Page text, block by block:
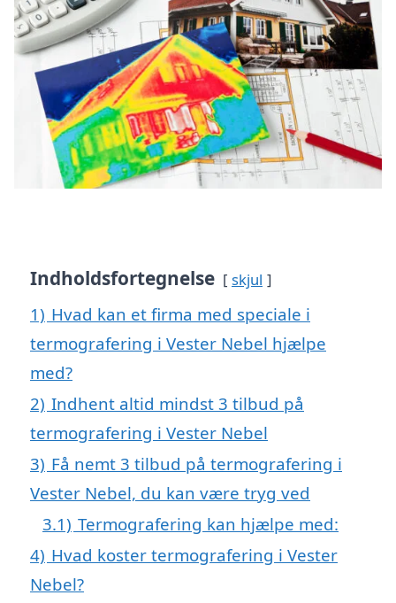
Indholdsfortegnelse skjul
1) Hvad kan et firma med speciale i
termografering i Vester Nebel hjælpe
med?
2) Indhent altid mindst 3 tilbud på
termografering i Vester Nebel
3) Få nemt 3 tilbud på termografering i
Vester Nebel, du kan være tryg ved
3.1) Termografering kan hjælpe med:
4) Hvad koster termografering i Vester
Nebel?